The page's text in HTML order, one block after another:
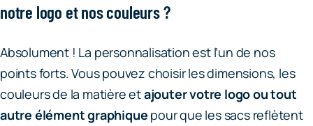
notre logo et nos couleurs ?
Absolument ! La personnalisation est l’un de nos
points forts. Vous pouvez choisir les dimensions, les
couleurs de la matière etajouter votre logo ou tout
autre élément graphique pour que les sacs reflètent